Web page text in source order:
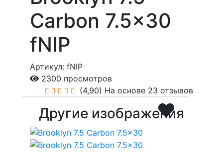
Carbon 7.5x30
fNIP
Артикул: fNIP
2300 просмотров
(4,90) На основе 23 отзывов
Другие изображения